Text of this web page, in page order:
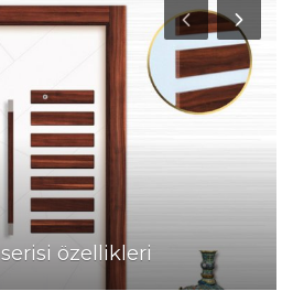
özellikleri